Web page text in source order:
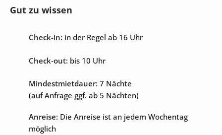
Gut zu wissen
Check-in: in der Regel ab 16 Uhr
Check-out: bis 10 Uhr
Mindestmietdauer: 7 Nächte
(auf Anfrage ggf. ab 5 Nächten)
Anreise: Die Anreise ist an jedem Wochentag
möglich